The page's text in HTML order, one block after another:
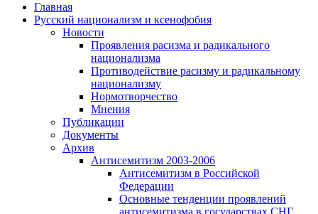
Главная
Русский национализм и ксенофобия
Новости
Проявления расизма и радикального
национализма
Противодействие расизму и радикальному
национализму
Нормотворчество
Мнения
Публикации
Документы
Архив
Антисемитизм 2003-2006
Антисемитизм в Российской
Федерации
Основные тенденции проявлений